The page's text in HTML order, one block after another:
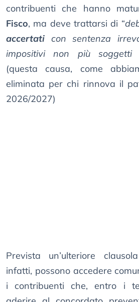
contribuenti che hanno
Fisco, ma deve trattarsi di “
accertati con sentenza
impositivi non più soggetti
(questa causa, come
eliminata per chi rinnova il
2026/2027)
Prevista un’ulteriore
infatti, possono accedere
i contribuenti che, entro i